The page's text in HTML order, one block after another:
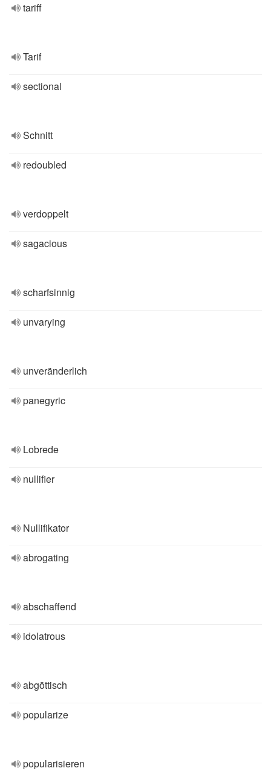
tariff
Tarif
sectional
Schnitt
redoubled
verdoppelt
sagacious
scharfsinnig
unvarying
unveränderlich
panegyric
Lobrede
nullifier
Nullifikator
abrogating
abschaffend
idolatrous
abgöttisch
popularize
popularisieren